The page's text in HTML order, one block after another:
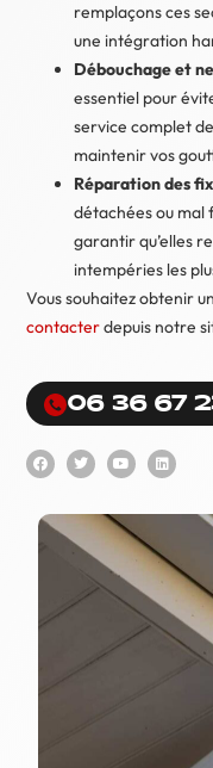
remplaçons ces
une intégration
Débouchage et
essentiel pour
service complet
maintenir vos
Réparation des
détachées ou mal
garantir qu’elles
intempéries les
Vous souhaitez obtenir
contacterdepuis notre
06 36 67